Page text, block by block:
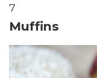
7
Muffins